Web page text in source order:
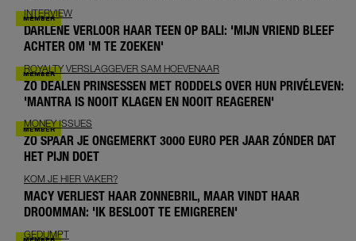
INTERVIEW
DARLENE VERLOOR HAAR TEEN OP BALI: 'MIJN VRIEND BLEEF
ACHTER OM 'M TE ZOEKEN'
ROYALTY VERSLAGGEVER SAM HOEVENAAR
ZO DEALEN PRINSESSEN MET RODDELS OVER HUN PRIVÉLEVEN:
'MANTRA IS NOOIT KLAGEN EN NOOIT REAGEREN'
MONEY ISSUES
ZO SPAAR JE ONGEMERKT 3000 EURO PER JAAR ZÓNDER DAT
HET PIJN DOET
KOM JE HIER VAKER?
MACY VERLIEST HAAR ZONNEBRIL, MAAR VINDT HAAR
DROOMMAN: 'IK BESLOOT TE EMIGREREN'
GEDUMPT